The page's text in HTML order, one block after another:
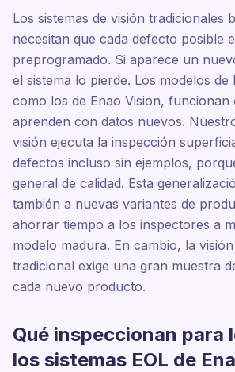
Los sistemas de visión tradicionales
necesitan que cada defecto posible
preprogramado. Si aparece un
el sistema lo pierde. Los modelos de
como los de Enao Vision,
aprenden con datos nuevos.
visión ejecuta la inspección
defectos incluso sin ejemplos,
general de calidad. Esta
también a nuevas variantes de
ahorrar tiempo a los inspectores a
modelo madura. En cambio, la
tradicional exige una gran muestra
cada nuevo producto.
Qué inspeccionan para
los sistemas EOL de